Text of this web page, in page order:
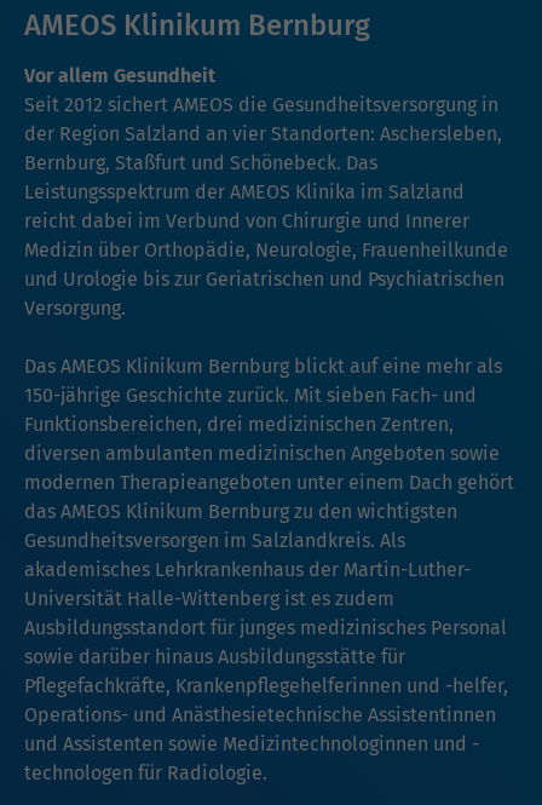
AMEOS Klinikum Bernburg
Vor allem Gesundheit
Seit 2012 sichert AMEOS die Gesundheitsversorgung in
der Region Salzland an vier Standorten: Aschersleben,
Bernburg, Staßfurt und Schönebeck. Das
Leistungsspektrum der AMEOS Klinika im Salzland
reicht dabei im Verbund von Chirurgie und Innerer
Medizin über Orthopädie, Neurologie, Frauenheilkunde
und Urologie bis zur Geriatrischen und Psychiatrischen
Versorgung.
Das AMEOS Klinikum Bernburg blickt auf eine mehr als
150-jährige Geschichte zurück. Mit sieben Fach- und
Funktionsbereichen, drei medizinischen Zentren,
diversen ambulanten medizinischen Angeboten sowie
modernen Therapieangeboten unter einem Dach gehört
das AMEOS Klinikum Bernburg zu den wichtigsten
Gesundheitsversorgen im Salzlandkreis. Als
akademisches Lehrkrankenhaus der Martin-Luther-
Universität Halle-Wittenberg ist es zudem
Ausbildungsstandort für junges medizinisches Personal
sowie darüber hinaus Ausbildungsstätte für
Pflegefachkräfte, Krankenpflegehelferinnen und -helfer,
Operations- und Anästhesietechnische Assistentinnen
und Assistenten sowie Medizintechnologinnen und -
technologen für Radiologie.